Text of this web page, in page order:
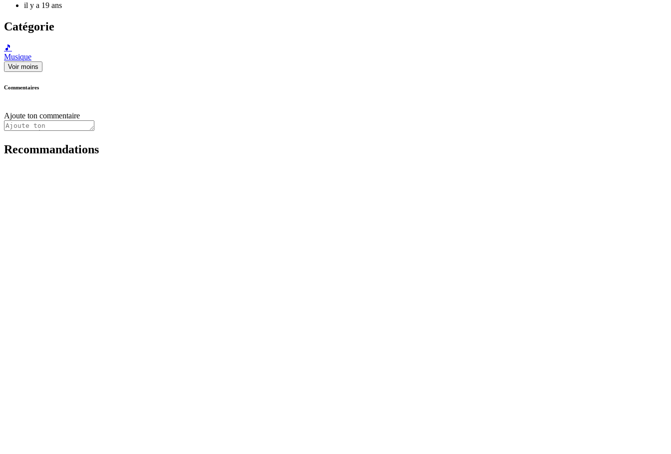
il y a 19 ans
Catégorie
🎵
Musique
Voir moins
Commentaires
Ajoute ton commentaire
Recommandations